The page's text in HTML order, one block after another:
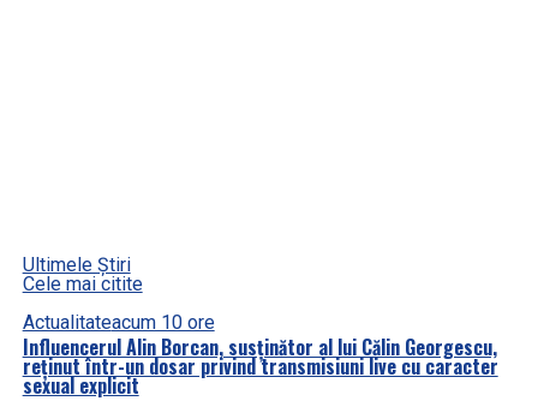
Ultimele Știri
Cele mai citite
Actualitateacum 10 ore
Influencerul Alin Borcan, susținător al lui Călin Georgescu,
reținut într-un dosar privind transmisiuni live cu caracter
sexual explicit